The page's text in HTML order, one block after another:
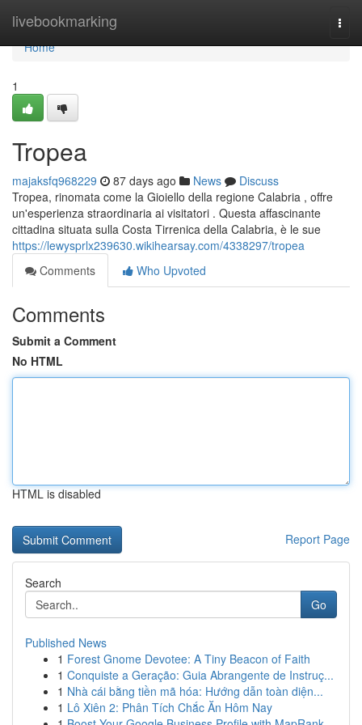
livebookmarking
Home
Home
1
Tropea
majaksfq968229 87 days ago News
Discuss
Tropea, rinomata come la Gioiello della regione Calabria , offre
un'esperienza straordinaria ai visitatori . Questa affascinante
cittadina situata sulla Costa Tirrenica della Calabria, è le sue
https://lewysprlx239630.wikihearsay.com/4338297/tropea
Comments
Who Upvoted
Comments
Submit a Comment
No HTML
HTML is disabled
Report Page
Search
Go
Published News
1 Forest Gnome Devotee: A Tiny Beacon of Faith
1 Conquiste a Geração: Guia Abrangente de Instruç...
1 Nhà cái bằng tiền mã hóa: Hướng dẫn toàn diện...
1 Lô Xiên 2: Phân Tích Chắc Ăn Hôm Nay